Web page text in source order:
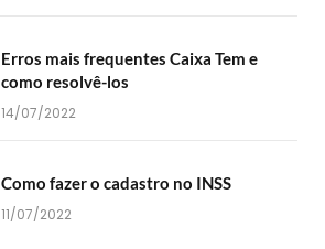
Erros mais frequentes Caixa Tem e
como resolvê-los
14/07/2022
Como fazer o cadastro no INSS
11/07/2022